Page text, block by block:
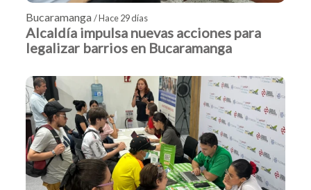
Bucaramanga / Hace 29 días
Alcaldía impulsa nuevas acciones para
legalizar barrios en Bucaramanga